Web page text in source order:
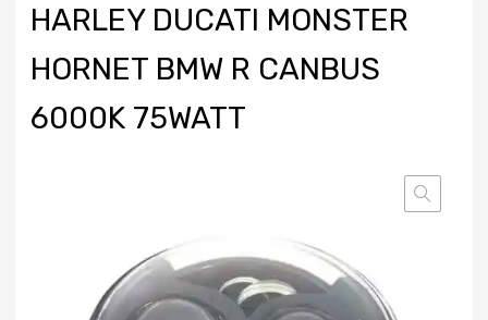
HARLEY DUCATI MONSTER
HORNET BMW R CANBUS
6000K 75WATT